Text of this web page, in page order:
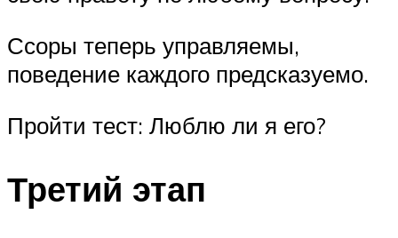
Ссоры теперь управляемы,
поведение каждого предсказуемо.
Пройти тест: Люблю ли я его?
Третий этап